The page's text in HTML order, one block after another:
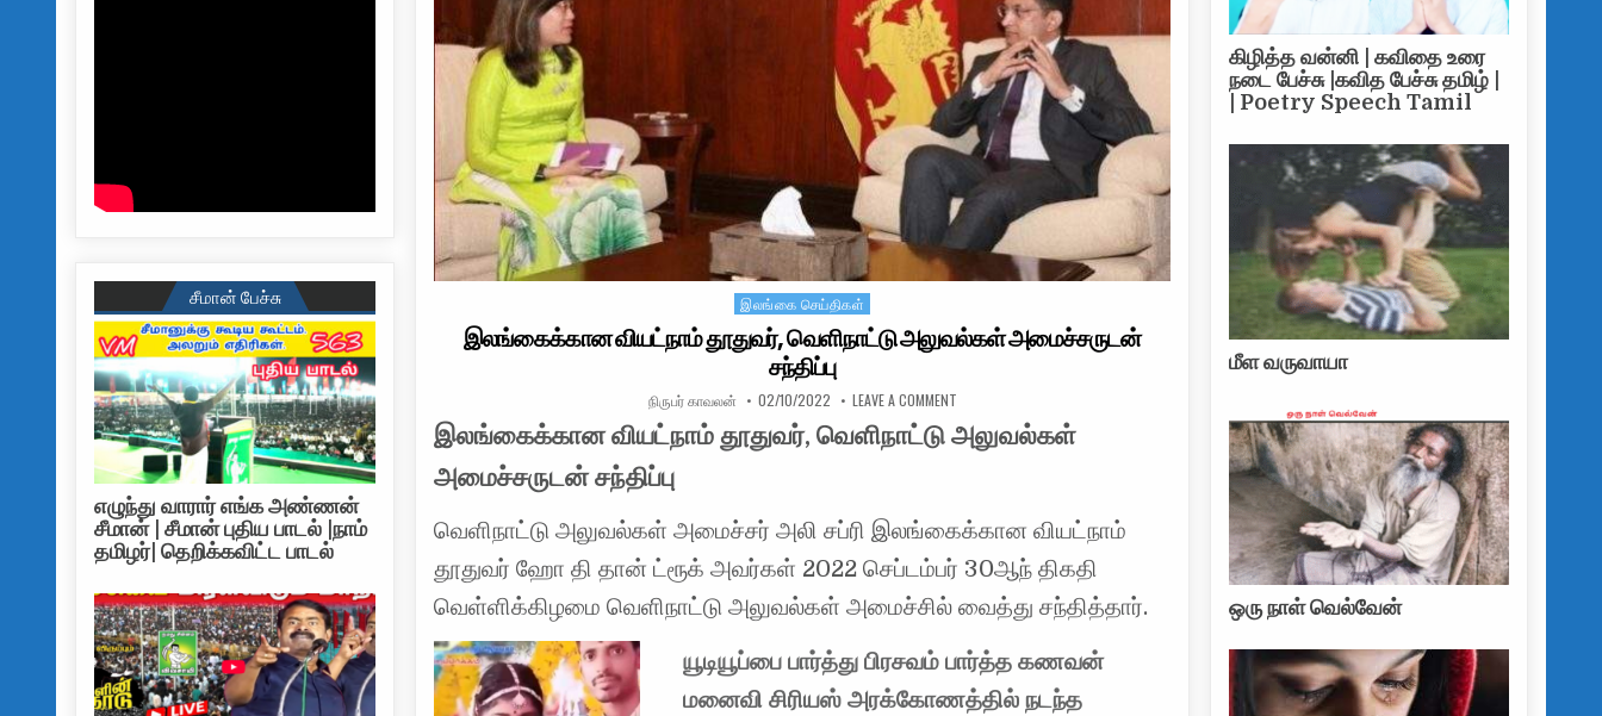
Posted in
இலங்கை செய்திகள்
இலங்கைக்கான வியட்நாம் தூதுவர், வெளிநாட்டு அலுவல்கள் அமைச்சருடன்
சந்திப்பு
AUTHOR:
நிருபர் காவலன் PUBLISHED DATE:
02/10/2022 LEAVE A COMMENTON இலங்கைக்கான வியட்நாம் தூதுவர், வெளிநாட்டு அலுவல்கள் அமைச்சருடன் சந்திப்பு
இலங்கைக்கான வியட்நாம் தூதுவர், வெளிநாட்டு அலுவல்கள்
அமைச்சருடன் சந்திப்பு
வெளிநாட்டு அலுவல்கள் அமைச்சர் அலி சப்ரி இலங்கைக்கான வியட்நாம்
தூதுவர் ஹோ தி தான் ட்ரூக் அவர்கள் 2022 செப்டம்பர் 30ஆந் திகதி
வெள்ளிக்கிழமை வெளிநாட்டு அலுவல்கள் அமைச்சில் வைத்து சந்தித்தார்.
யூடியூப்பை பார்த்து பிரசவம் பார்த்த கணவன்
மனைவி சிரியஸ் அரக்கோணத்தில் நடந்த
சீமான் பேச்சு
எழுந்து வாரார் எங்க அண்ணன்
சீமான் | சீமான் புதிய பாடல் |நாம்
தமிழர்| தெறிக்கவிட்ட பாடல்
கிழித்த வன்னி | கவிதை உரை
நடை பேச்சு |கவித பேச்சு தமிழ் |
| Poetry Speech Tamil
மீள வருவாயா
ஒரு நாள் வெல்வேன்